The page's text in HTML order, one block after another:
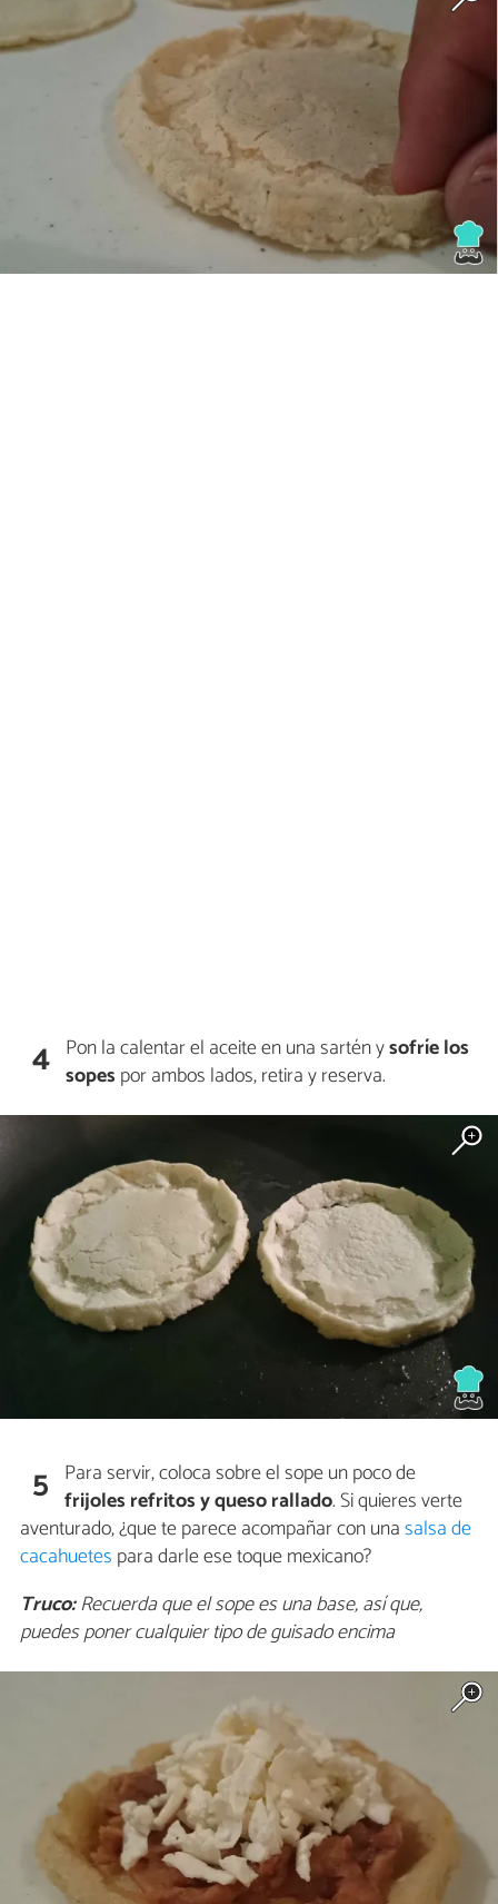
4 Pon la calentar el aceite en una sartén ysofríe los
sopes por ambos lados, retira y reserva.
5 Para servir, coloca sobre el sope un poco de
frijoles refritos y queso rallado. Si quieres verte
aventurado, ¿que te parece acompañar con unasalsa de
cacahuetes para darle ese toque mexicano?
Truco:Recuerda que el sope es una base, así que,
puedes poner cualquier tipo de guisado encima